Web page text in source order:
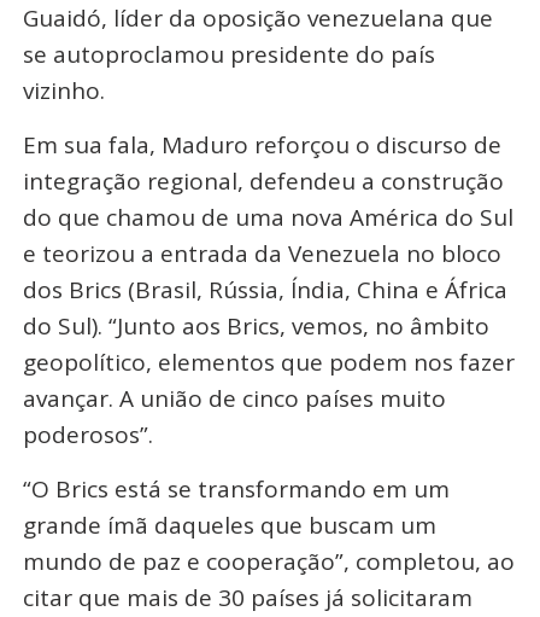
Guaidó, líder da oposição venezuelana que
se autoproclamou presidente do país
vizinho.
Em sua fala, Maduro reforçou o discurso de
integração regional, defendeu a construção
do que chamou de uma nova América do Sul
e teorizou a entrada da Venezuela no bloco
dos Brics (Brasil, Rússia, Índia, China e África
do Sul). “Junto aos Brics, vemos, no âmbito
geopolítico, elementos que podem nos fazer
avançar. A união de cinco países muito
poderosos”.
“O Brics está se transformando em um
grande ímã daqueles que buscam um
mundo de paz e cooperação”, completou, ao
citar que mais de 30 países já solicitaram